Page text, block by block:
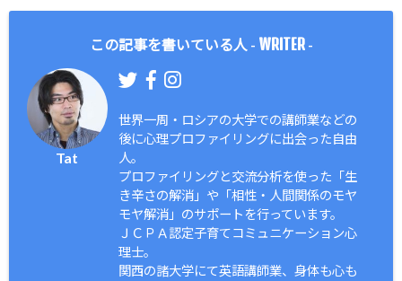
この記事を書いている人 - WRITER-
Tat
世界一周・ロシアの大学での講師業などの
後に心理プロファイリングに出会った自由
人。
プロファイリングと交流分析を使った「生
き辛さの解消」や「相性・人間関係のモヤ
モヤ解消」のサポートを行っています。
ＪＣＰＡ認定子育てコミュニケーション心
理士。
関西の諸大学にて英語講師業、身体も心も